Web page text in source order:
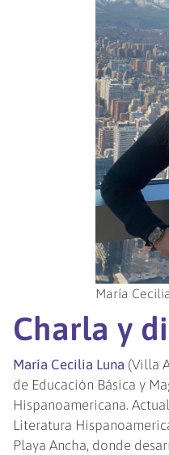
María
Charla y
María Cecilia Luna (Villa
de Educación Básica y
Hispanoamericana.
Literatura
Playa Ancha, donde